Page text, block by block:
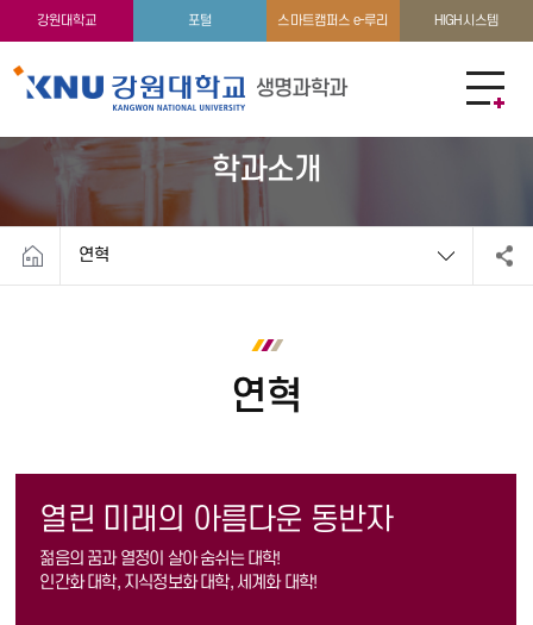
강원대학교 포털 스마트캠퍼스 e-루리 HIGH시스템
생명과학과
교수소개
학과소개
연혁
연혁
열린 미래의 아름다운 동반자
젊음의 꿈과 열정이 살아 숨쉬는 대학!
인간화 대학, 지식정보화 대학, 세계화 대학!